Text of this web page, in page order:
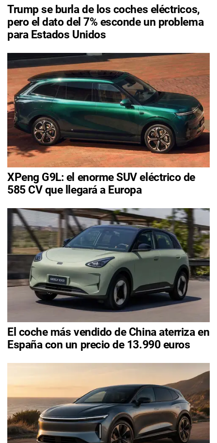
Trump se burla de los coches eléctricos,
pero el dato del 7% esconde un problema
para Estados Unidos
XPeng G9L: el enorme SUV eléctrico de
585 CV que llegará a Europa
El coche más vendido de China aterriza en
España con un precio de 13.990 euros